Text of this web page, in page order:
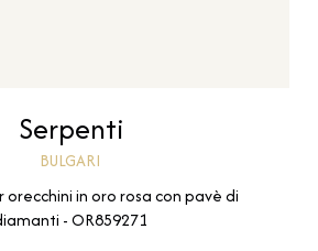
Serpenti
BULGARI
orecchini in oro rosa con pavè di
- OR859271